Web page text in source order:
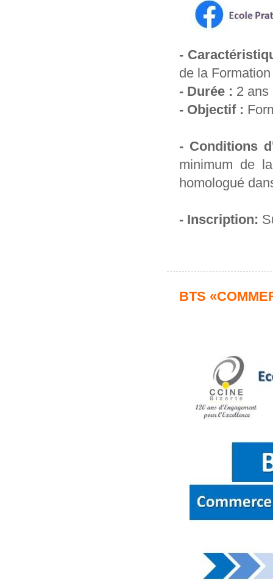
-
de la
- Durée : 2 ans
- Objectif :
- Conditions
‎minimum de
‎homologué
- Inscription:
BTS